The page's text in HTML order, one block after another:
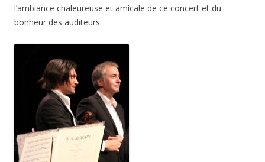
l’ambiance chaleureuse et amicale de ce concert et du
bonheur des auditeurs.